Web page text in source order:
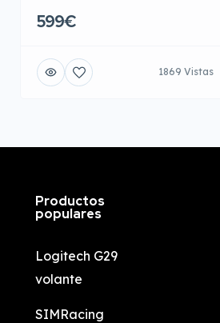
599€
1869 Vistas
Productos
populares
Logitech G29
volante
SIMRacing